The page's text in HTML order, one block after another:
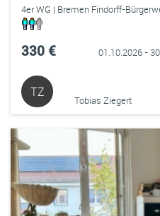
4er WG | Bremen Findorff-
330 € 01.10.2026 -
TZ
Tobias Ziegert